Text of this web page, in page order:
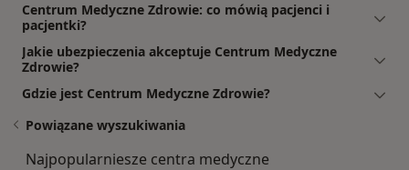
Centrum Medyczne Zdrowie: co mówią pacjenci i
pacjentki?
Jakie ubezpieczenia akceptuje Centrum Medyczne
Zdrowie?
Gdzie jest Centrum Medyczne Zdrowie?
Powiązane wyszukiwania
Najpopularniesze centra medyczne